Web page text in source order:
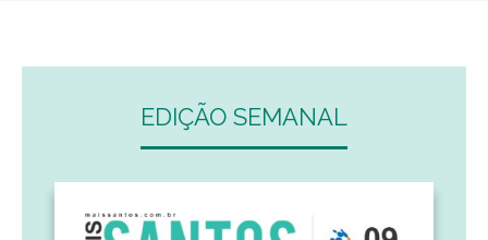
EDIÇÃO SEMANAL